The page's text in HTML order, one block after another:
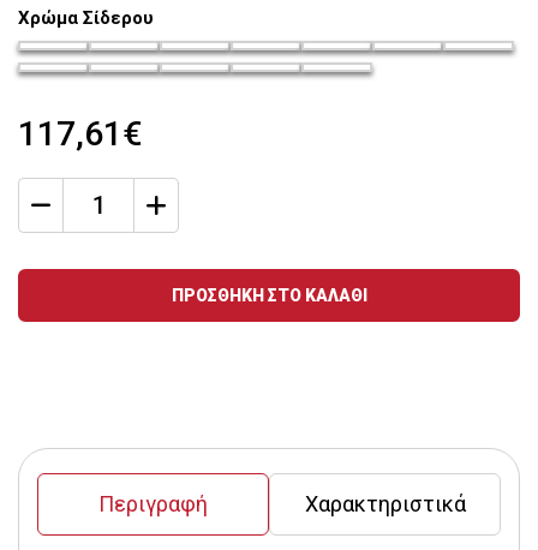
Χρώμα Σίδερου
chroma-siderou_35
chroma-siderou_36
chroma-siderou_37
chroma-siderou_38
chroma-siderou_39
chroma-chroma-
chroma-siderou_42
chroma-siderou_43
chroma-siderou_44
chroma-siderou_45
chroma-siderou_46
117,61€
qty
ΠΡΟΣΘΗΚΗ ΣΤΟ ΚΑΛΑΘΙ
Περιγραφή Χαρακτηριστικά